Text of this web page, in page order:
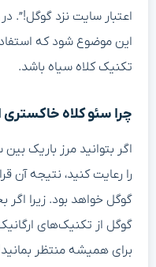
اعتبار سایت نزد گوگل!”.
این موضوع شود که
تکنیک کلاه سیاه باشد.
چرا سئو کلاه
اگر بتوانید مرز باریک
را رعایت کنید، نتیجه آن
گوگل خواهد بود. زیرا
گوگل از تکنیک‌های
برای همیشه منتظر